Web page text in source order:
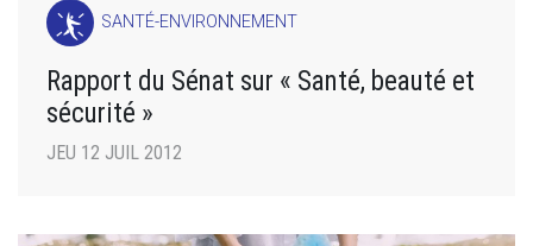
SANTÉ-ENVIRONNEMENT
Rapport du Sénat sur « Santé, beauté et
sécurité »
JEU 12 JUIL 2012